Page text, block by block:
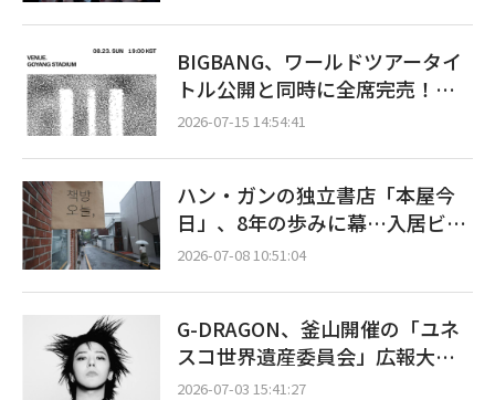
BIGBANG、ワールドツアータイ
トル公開と同時に全席完売！…
「XX : COSMOS」一般販売開始7
2026-07-15 14:54:41
ハン・ガンの独立書店「本屋今
日」、8年の歩みに幕…入居ビル
の売却で閉店へ
2026-07-08 10:51:04
G-DRAGON、釜山開催の「ユネ
スコ世界遺産委員会」広報大使
に委嘱…芸術を通じた平和のメ
2026-07-03 15:41:27